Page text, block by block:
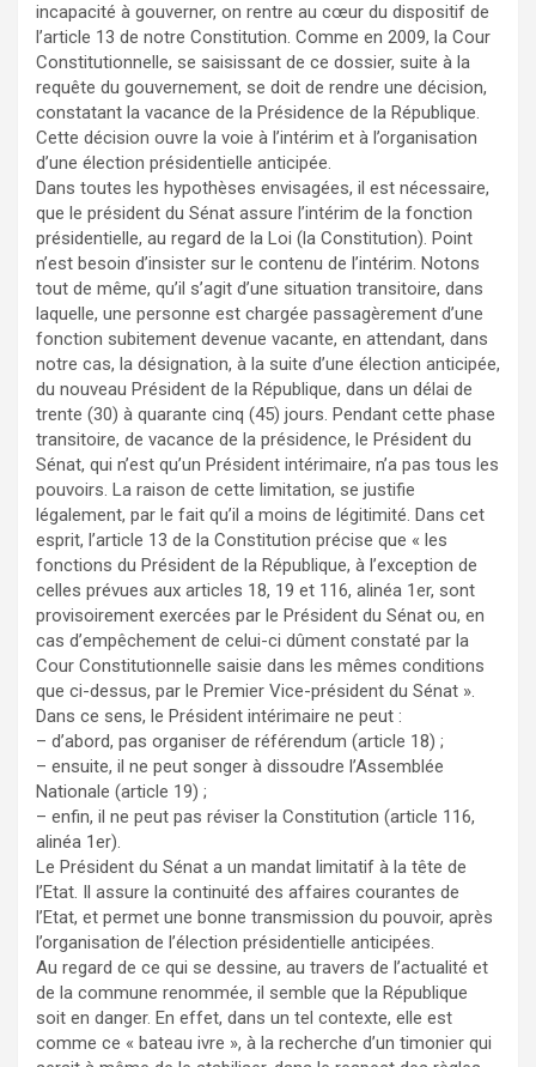
incapacité à gouverner, on rentre au cœur du dispositif de
l’article 13 de notre Constitution. Comme en 2009, la Cour
Constitutionnelle, se saisissant de ce dossier, suite à la
requête du gouvernement, se doit de rendre une décision,
constatant la vacance de la Présidence de la République.
Cette décision ouvre la voie à l’intérim et à l’organisation
d’une élection présidentielle anticipée.
Dans toutes les hypothèses envisagées, il est nécessaire,
que le président du Sénat assure l’intérim de la fonction
présidentielle, au regard de la Loi (la Constitution). Point
n’est besoin d’insister sur le contenu de l’intérim. Notons
tout de même, qu’il s’agit d’une situation transitoire, dans
laquelle, une personne est chargée passagèrement d’une
fonction subitement devenue vacante, en attendant, dans
notre cas, la désignation, à la suite d’une élection anticipée,
du nouveau Président de la République, dans un délai de
trente (30) à quarante cinq (45) jours. Pendant cette phase
transitoire, de vacance de la présidence, le Président du
Sénat, qui n’est qu’un Président intérimaire, n’a pas tous les
pouvoirs. La raison de cette limitation, se justifie
légalement, par le fait qu’il a moins de légitimité. Dans cet
esprit, l’article 13 de la Constitution précise que « les
fonctions du Président de la République, à l’exception de
celles prévues aux articles 18, 19 et 116, alinéa 1er, sont
provisoirement exercées par le Président du Sénat ou, en
cas d’empêchement de celui-ci dûment constaté par la
Cour Constitutionnelle saisie dans les mêmes conditions
que ci-dessus, par le Premier Vice-président du Sénat ».
Dans ce sens, le Président intérimaire ne peut :
– d’abord, pas organiser de référendum (article 18) ;
– ensuite, il ne peut songer à dissoudre l’Assemblée
Nationale (article 19) ;
– enfin, il ne peut pas réviser la Constitution (article 116,
alinéa 1er).
Le Président du Sénat a un mandat limitatif à la tête de
l’Etat. Il assure la continuité des affaires courantes de
l’Etat, et permet une bonne transmission du pouvoir, après
l’organisation de l’élection présidentielle anticipées.
Au regard de ce qui se dessine, au travers de l’actualité et
de la commune renommée, il semble que la République
soit en danger. En effet, dans un tel contexte, elle est
comme ce « bateau ivre », à la recherche d’un timonier qui